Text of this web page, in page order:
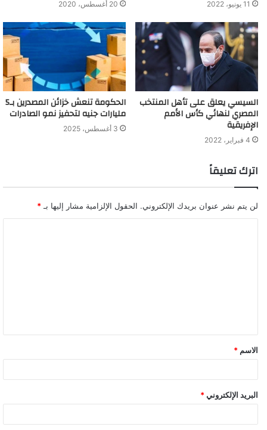
11 يونيو، 2022 20 أغسطس، 2020
السيسي يعلق على تأهل المنتخب
المصري لنهائي كأس الأمم
الإفريقية
4 فبراير، 2022
الحكومة تنعش خزائن المصدرين بـ5
مليارات جنيه لتحفيز نمو الصادرات
3 أغسطس، 2025
اترك تعليقاً
لن يتم نشر عنوان بريدك الإلكتروني. الحقول الإلزامية مشار إليها بـ *
الاسم *
البريد الإلكتروني *